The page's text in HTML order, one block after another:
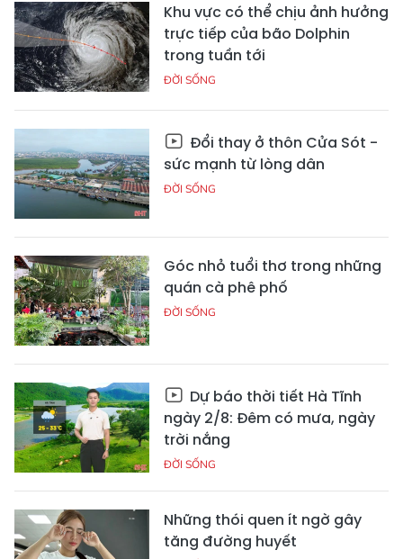
Khu vực có thể chịu ảnh hưởng
trực tiếp của bão Dolphin
trong tuần tới
ĐỜI SỐNG
Đổi thay ở thôn Cửa Sót -
sức mạnh từ lòng dân
ĐỜI SỐNG
Góc nhỏ tuổi thơ trong những
quán cà phê phố
ĐỜI SỐNG
Dự báo thời tiết Hà Tĩnh
ngày 2/8: Đêm có mưa, ngày
trời nắng
ĐỜI SỐNG
Những thói quen ít ngờ gây
tăng đường huyết